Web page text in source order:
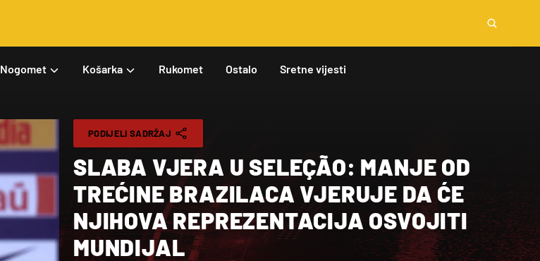
Nogomet Košarka Rukomet Ostalo Sretne vijesti
PODIJELI SADRŽAJ
SLABA VJERA U SELEÇÃO: MANJE OD
TREĆINE BRAZILACA VJERUJE DA ĆE
NJIHOVA REPREZENTACIJA OSVOJITI
MUNDIJAL